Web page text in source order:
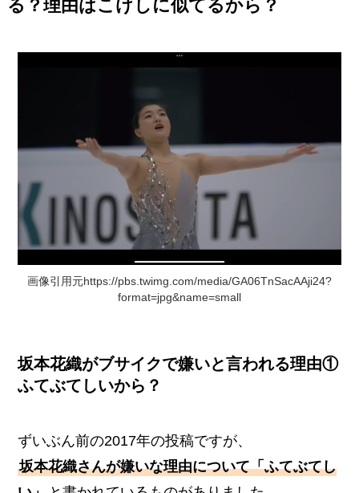
る？理由はこけしに似てるから？
画像引用元https://pbs.twimg.com/media/GA06TnSacAAji24?
format=jpg&name=small
坂本花織がブサイクで嫌いと言われる理由①
ふてぶてしいから？
ずいぶん前の2017年の投稿ですが、
坂本花織さんが嫌いな理由について「ふてぶてし